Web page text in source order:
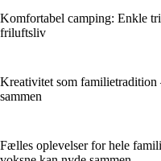
Komfortabel camping: Enkle
friluftsliv
Kreativitet som familietradition
sammen
Fælles oplevelser for hele